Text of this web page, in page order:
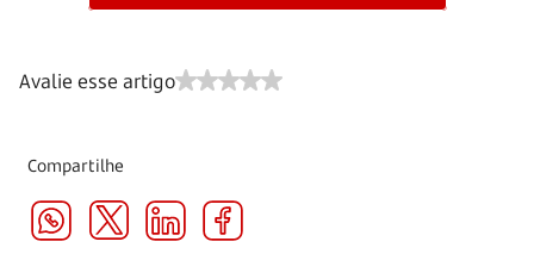
Avalie esse artigo
Compartilhe